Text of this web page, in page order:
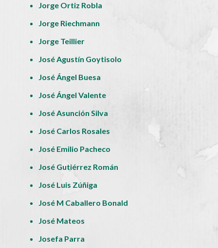
Jorge Ortiz Robla
Jorge Riechmann
Jorge Teillier
José Agustín Goytisolo
José Ángel Buesa
José Ángel Valente
José Asunción Silva
José Carlos Rosales
José Emilio Pacheco
José Gutiérrez Román
José Luis Zúñiga
José M Caballero Bonald
José Mateos
Josefa Parra